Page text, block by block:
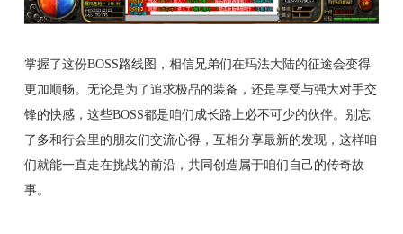
掌握了这份BOSS路线图，相信兄弟们在玛法大陆的征途会变得
更加顺畅。无论是为了追求极品的装备，还是享受与强大对手交
锋的快感，这些BOSS都是咱们成长路上必不可少的伙伴。别忘
了多和行会里的朋友们交流心得，互相分享最新的发现，这样咱
们就能一直走在挑战的前沿，共同创造属于咱们自己的传奇故
事。